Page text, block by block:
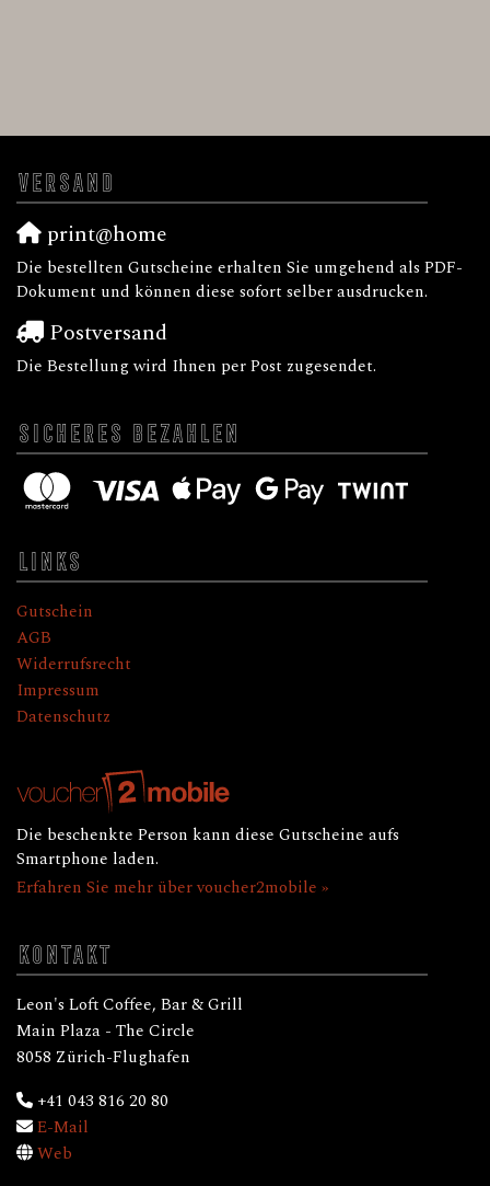
VERSAND
print@home
Die bestellten Gutscheine erhalten Sie umgehend als PDF-
Dokument und können diese sofort selber ausdrucken.
Postversand
Die Bestellung wird Ihnen per Post zugesendet.
SICHERES BEZAHLEN
LINKS
Gutschein
AGB
Widerrufsrecht
Impressum
Datenschutz
Die beschenkte Person kann diese Gutscheine aufs
Smartphone laden.
Erfahren Sie mehr über voucher2mobile »
KONTAKT
Leon's Loft Coffee, Bar & Grill
Main Plaza - The Circle
8058 Zürich-Flughafen
+41 043 816 20 80
E-Mail
Web